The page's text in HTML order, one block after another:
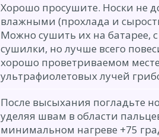
Хорошо просушите. Носки не
влажными (прохлада и
Можно сушить их на батарее,
сушилки, но лучше всего
хорошо проветриваемом
ультрафиолетовых лучей
После высыхания погладьте
уделяя швам в области
минимальном нагреве +75